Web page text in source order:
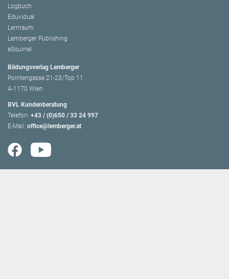
Logbuch
Eduvidual
Lernraum
Lemberger Publishing
eSquirrel
Bildungsverlag Lemberger
Pointengasse 21-23/Top 11
A-1170 Wien
BVL Kundenberatung
Telefon: +43 / (0)650 / 33 24 997
E-Mail: office@lemberger.at